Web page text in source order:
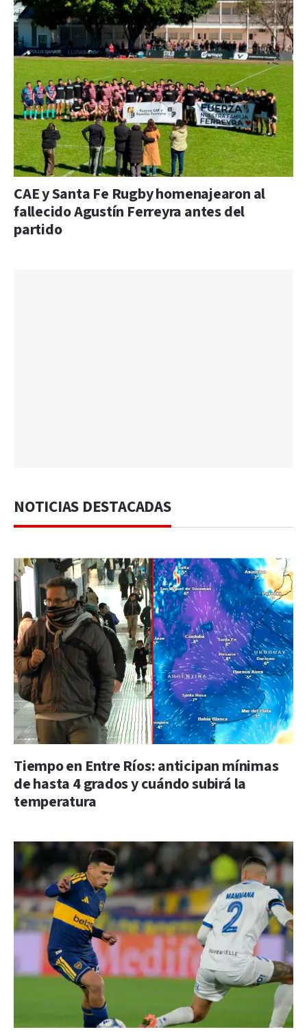
CAE y Santa Fe Rugby homenajearon al
fallecido Agustín Ferreyra antes del
partido
NOTICIAS DESTACADAS
Tiempo en Entre Ríos: anticipan mínimas
de hasta 4 grados y cuándo subirá la
temperatura